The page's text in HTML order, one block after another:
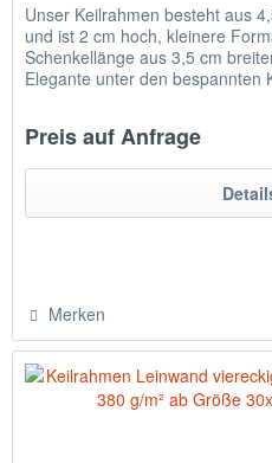
Unser Keilrahmen besteht aus
und ist 2 cm hoch, kleinere
Schenkellänge aus 3,5 cm
Elegante unter den bespannten
Preis auf Anfrage
Merken